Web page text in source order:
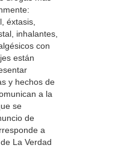
éxtasis,
inhalantes,
con
están
y hechos de
a la
se
de
a
La Verdad